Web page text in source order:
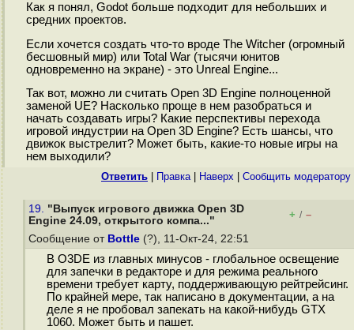
Как я понял, Godot больше подходит для небольших и
средних проектов.
Если хочется создать что-то вроде The Witcher (огромный
бесшовный мир) или Total War (тысячи юнитов
одновременно на экране) - это Unreal Engine...
Так вот, можно ли считать Open 3D Engine полноценной
заменой UE? Насколько проще в нем разобраться и
начать создавать игры? Какие перспективы перехода
игровой индустрии на Open 3D Engine? Есть шансы, что
движок выстрелит? Может быть, какие-то новые игры на
нем выходили?
Ответить Правка| Наверх Cообщить модератору
19. "Выпуск игрового движка Open 3D
Engine 24.09, открытого компа..."
+ / –
Сообщение от Bottle (?), 11-Окт-24, 22:51
В O3DE из главных минусов - глобальное освещение
для запечки в редакторе и для режима реального
времени требует карту, поддерживающую рейтрейсинг.
По крайней мере, так написано в документации, а на
деле я не пробовал запекать на какой-нибудь GTX
1060. Может быть и пашет.